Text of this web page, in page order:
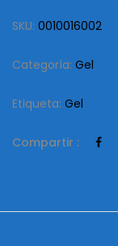
SKU: 0010016002
Categoría: Gel
Etiqueta: Gel
Compartir :